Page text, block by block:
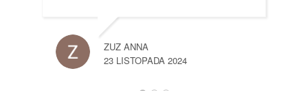
ZUZ ANNA
23 LISTOPADA 2024